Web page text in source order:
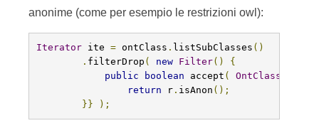
anonime (come per esempio le restrizioni owl):
Iterator ite = ontClass . listSubClasses ()
. filterDrop ( new Filter()
{
public
boolean accept ( OntClass
return r . isAnon ();
}}
);